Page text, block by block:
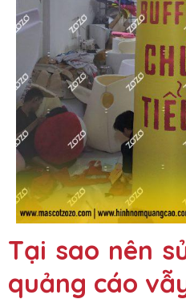
Tại sao nên
quảng cáo